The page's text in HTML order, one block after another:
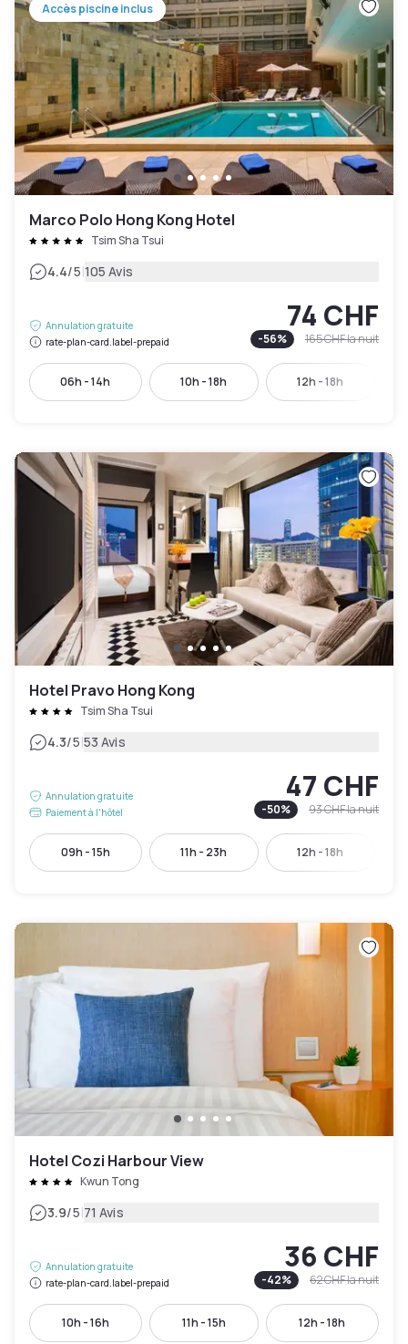
Accès piscine inclus
Marco Polo Hong Kong Hotel
Tsim Sha Tsui
4.4/5|105 Avis
Annulation gratuite
rate-plan-card.label-prepaid
74 CHF
-56% 165 CHFla nuit
06h - 14h 10h - 18h 12h - 18h
Hotel Pravo Hong Kong
Tsim Sha Tsui
4.3/5|53 Avis
Annulation gratuite
Paiement à l'hôtel
47 CHF
-50% 93 CHFla nuit
09h - 15h 11h - 23h 12h - 18h
Hotel Cozi Harbour View
Kwun Tong
3.9/5|71 Avis
Annulation gratuite
rate-plan-card.label-prepaid
36 CHF
-42% 62 CHFla nuit
10h - 16h 11h - 15h 12h - 18h